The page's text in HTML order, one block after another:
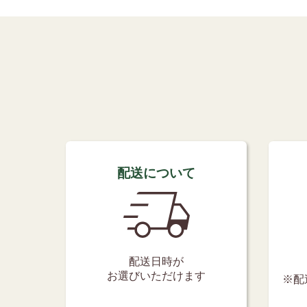
配送について
配送日時が
お選びいただけます
※配